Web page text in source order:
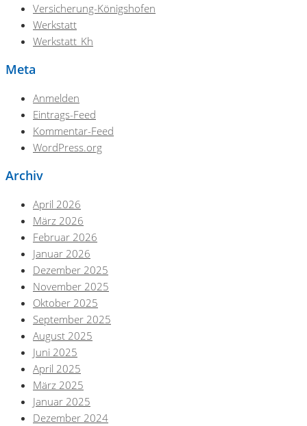
Versicherung-Königshofen
Werkstatt
Werkstatt_Kh
Meta
Anmelden
Eintrags-Feed
Kommentar-Feed
WordPress.org
Archiv
April 2026
März 2026
Februar 2026
Januar 2026
Dezember 2025
November 2025
Oktober 2025
September 2025
August 2025
Juni 2025
April 2025
März 2025
Januar 2025
Dezember 2024